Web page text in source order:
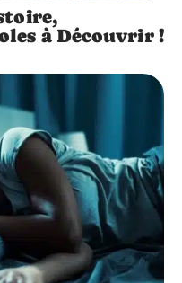
à Découvrir !